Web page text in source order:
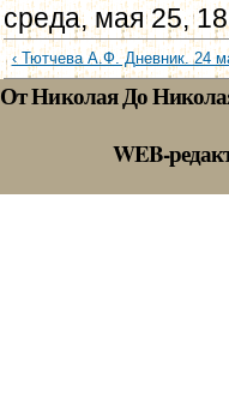
среда, мая 25,
‹ Тютчева А.Ф. Дневник. 24
От Николая До
WEB-